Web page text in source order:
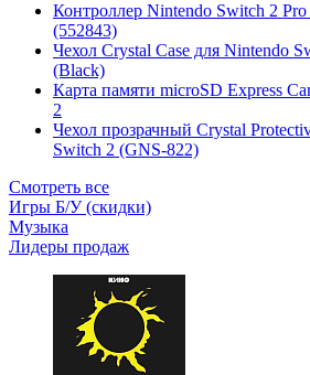
Контроллер Nintendo Switch 2
(552843)
Чехол Сrystal Сase для Nintendo
(Black)
Карта памяти microSD Express
2
Чехол прозрачный Crystal
Switch 2 (GNS-822)
Смотреть все
Игры Б/У (скидки)
Музыка
Лидеры продаж